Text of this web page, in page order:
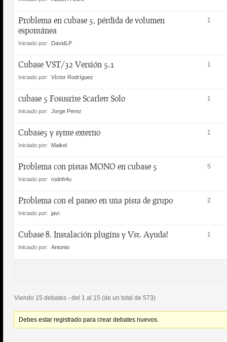
Problema en cubase 5, pérdida de volumen
espontánea
Iniciado por: DavidLP
1
Cubase VST/32 Versión 5.1
Iniciado por: Víctor Rodríguez
1
cubase 5 Fosusrite Scarlett Solo
Iniciado por: Jorge Perez
1
Cubase5 y synte externo
Iniciado por: Maikel
1
Problema con pistas MONO en cubase 5
Iniciado por: rodrih4u
5
Problema con el paneo en una pista de grupo
Iniciado por: javi
2
Cubase 8. Instalación plugins y Vst. Ayuda!
Iniciado por: Antonio
1
Viendo 15 debates - del 1 al 15 (de un total de 573)
Debes estar registrado para crear debates nuevos.